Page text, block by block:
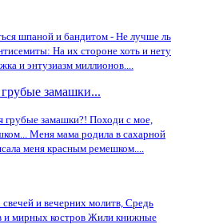
шпаной и бандитом - Не лучше ль
На их стороне хоть и нету
и энтузиазм миллионов....
замашки...
грубые замашки?! Походи с мое,
Меня мама родила в сахарной
меня красным ремешком....
и вечеpних молитв, Сpедь
и миpных костpов Жили книжные